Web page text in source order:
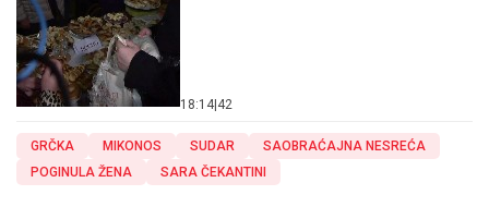
18:14|42
GRČKA MIKONOS SUDAR
SAOBRAĆAJNA NESREĆA
POGINULA ŽENA
SARA ČEKANTINI